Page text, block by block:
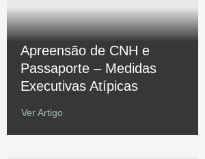
Apreensão de CNH e
Passaporte – Medidas
Executivas Atípicas
Ver Artigo